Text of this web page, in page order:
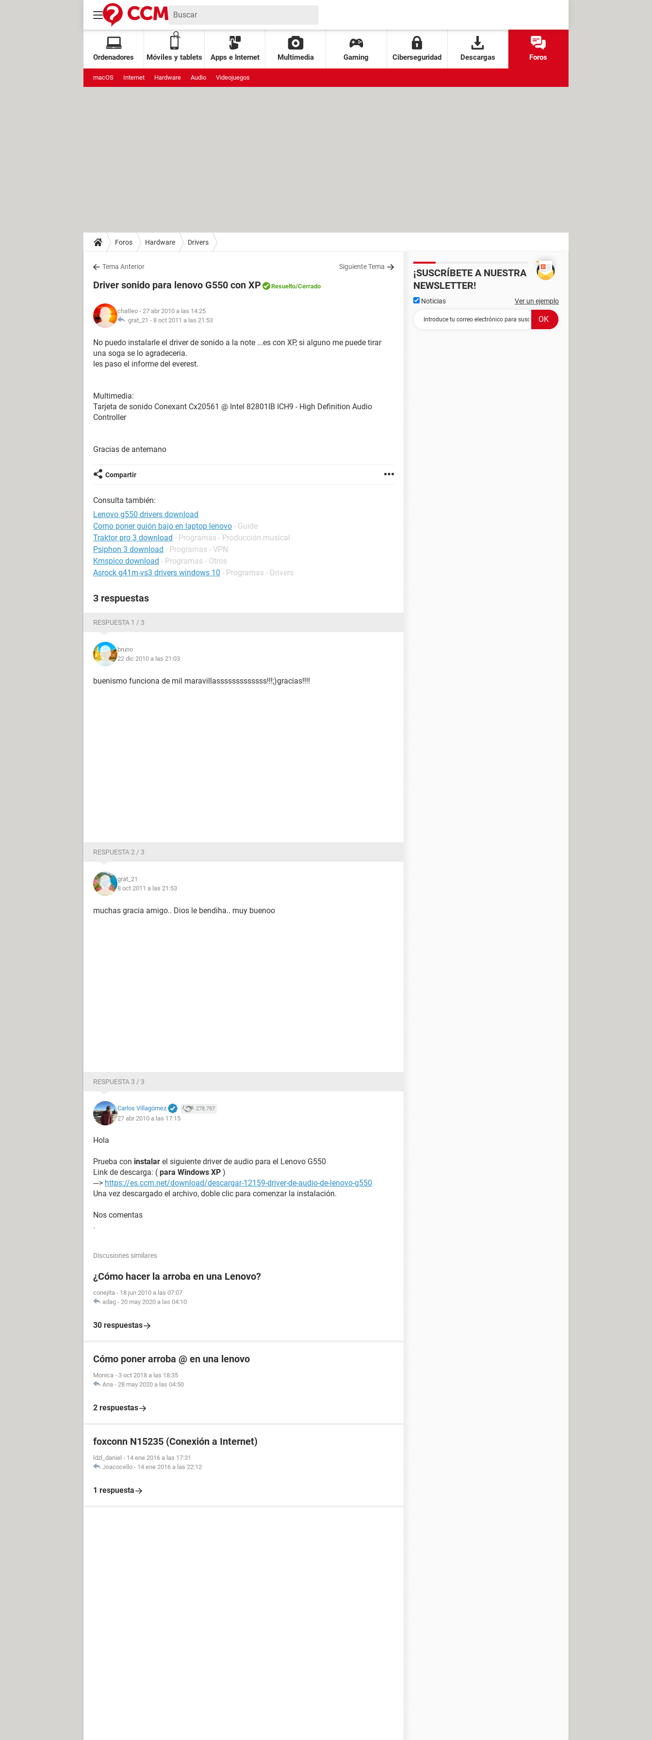
Ordenadores Móviles y tablets Apps e Internet Multimedia Gaming Ciberseguridad Descargas Foros
macOS Internet Hardware Audio Videojuegos
Foros Hardware Drivers
Tema Anterior Siguiente Tema
Driver sonido para lenovo G550 con XP Resuelto/Cerrado
chatleo - 27 abr 2010 a las 14:25
grat_21 - 8 oct 2011 a las 21:53
No puedo instalarle el driver de sonido a la note ...es con XP, si alguno me puede tirar
una soga se lo agradeceria.
les paso el informe del everest.
Multimedia:
Tarjeta de sonido Conexant Cx20561 @ Intel 82801IB ICH9 - High Definition Audio
Controller
Gracias de antemano
Compartir
Consulta también:
Lenovo g550 drivers download
Como poner guión bajo en laptop lenovo - Guide
Traktor pro 3 download - Programas - Producción musical
Psiphon 3 download - Programas - VPN
Kmspico download - Programas - Otros
Asrock g41m-vs3 drivers windows 10 - Programas - Drivers
3 respuestas
RESPUESTA 1 / 3
bruno
22 dic 2010 a las 21:03
buenismo funciona de mil maravillasssssssssssss!!!;)gracias!!!!
RESPUESTA 2 / 3
grat_21
8 oct 2011 a las 21:53
muchas gracia amigo.. Dios le bendiha.. muy buenoo
RESPUESTA 3 / 3
Carlos Villagómez 278.797
27 abr 2010 a las 17:15
Hola
Prueba con instalar el siguiente driver de audio para el Lenovo G550
Link de descarga: ( para Windows XP )
---> https://es.ccm.net/download/descargar-12159-driver-de-audio-de-lenovo-g550
Una vez descargado el archivo, doble clic para comenzar la instalación.
Nos comentas
.
Discusiones similares
¿Cómo hacer la arroba en una Lenovo?
conejita - 18 jun 2010 a las 07:07
adag - 20 may 2020 a las 04:10
30 respuestas
Cómo poner arroba @ en una lenovo
Monica - 3 oct 2018 a las 18:35
Ana - 28 may 2020 a las 04:50
2 respuestas
foxconn N15235 (Conexión a Internet)
ldzl_daniel - 14 ene 2016 a las 17:31
Joacocello - 14 ene 2016 a las 22:12
1 respuesta
¡SUSCRÍBETE A NUESTRA
NEWSLETTER!
Noticias Ver un ejemplo